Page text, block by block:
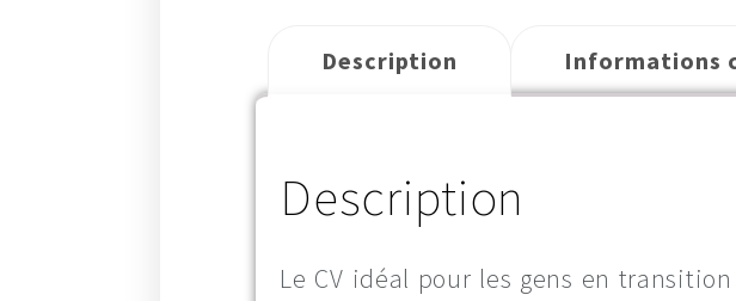
Description Informations
Description
Le CV idéal pour les gens en